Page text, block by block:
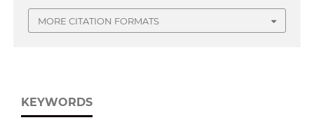
MORE CITATION FORMATS
KEYWORDS